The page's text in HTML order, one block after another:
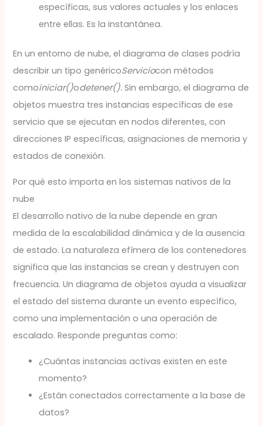
específicas, sus valores actuales y los enlaces
entre ellas. Es la instantánea.
En un entorno de nube, el diagrama de clases podría
describir un tipo genéricoServiciocon métodos
comoiniciar()odetener(). Sin embargo, el diagrama de
objetos muestra tres instancias específicas de ese
servicio que se ejecutan en nodos diferentes, con
direcciones IP específicas, asignaciones de memoria y
estados de conexión.
Por qué esto importa en los sistemas nativos de la
nube
El desarrollo nativo de la nube depende en gran
medida de la escalabilidad dinámica y de la ausencia
de estado. La naturaleza efímera de los contenedores
significa que las instancias se crean y destruyen con
frecuencia. Un diagrama de objetos ayuda a visualizar
el estado del sistema durante un evento específico,
como una implementación o una operación de
escalado. Responde preguntas como:
¿Cuántas instancias activas existen en este
momento?
¿Están conectados correctamente a la base de
datos?